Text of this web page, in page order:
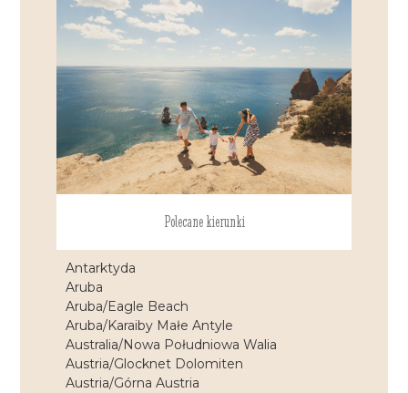
Polecane kierunki
Antarktyda
Aruba
Aruba/Eagle Beach
Aruba/Karaiby Małe Antyle
Australia/Nowa Południowa Walia
Austria/Glocknet Dolomiten
Austria/Górna Austria